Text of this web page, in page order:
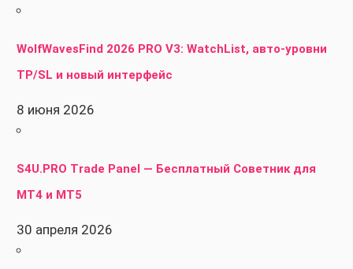
WolfWavesFind 2026 PRO V3: WatchList, авто-уровни
TP/SL и новый интерфейс
8 июня 2026
S4U.PRO Trade Panel — Бесплатный Советник для
MT4 и MT5
30 апреля 2026